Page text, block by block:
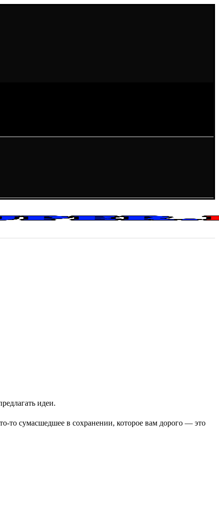
идеи.
то сумасшедшее в сохранении, которое вам дорого — это